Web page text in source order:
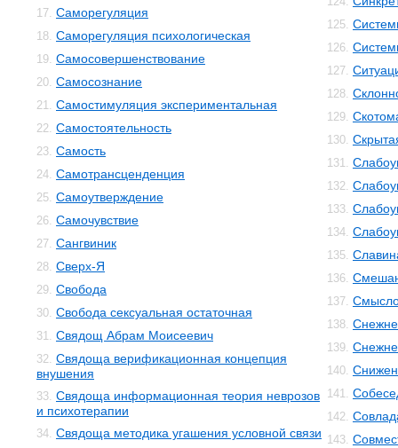
17. Саморегуляция
18. Саморегуляция психологическая
19. Самосовершенствование
20. Самосознание
21. Самостимуляция экспериментальная
22. Самостоятельность
23. Самость
24. Самотрансценденция
25. Самоутверждение
26. Самочувствие
27. Сангвиник
28. Сверх-Я
29. Свобода
30. Свобода сексуальная остаточная
31. Свядощ Абрам Моисеевич
32. Свядоща верификационная концепция
внушения
33. Свядоща информационная теория неврозов
и психотерапии
34. Свядоща методика угашения условной связи
125.
126.
127.
128.
129.
130.
131.
132.
133.
134.
135.
136.
137.
138.
139.
140.
141.
142.
143.